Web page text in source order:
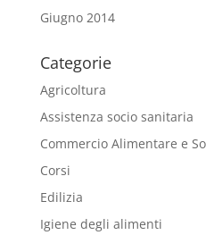
Giugno 2014
Categorie
Agricoltura
Assistenza socio sanitaria
Commercio Alimentare e
Corsi
Edilizia
Igiene degli alimenti